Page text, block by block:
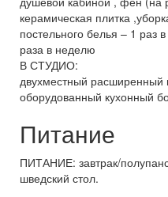
керамическая плитка
постельного белья – 1 раз
раза в неделю
В СТУДИО:
двухместный расширенный
оборудованный кухонный
Питание
ПИТАНИЕ: завтрак/
шведский стол.